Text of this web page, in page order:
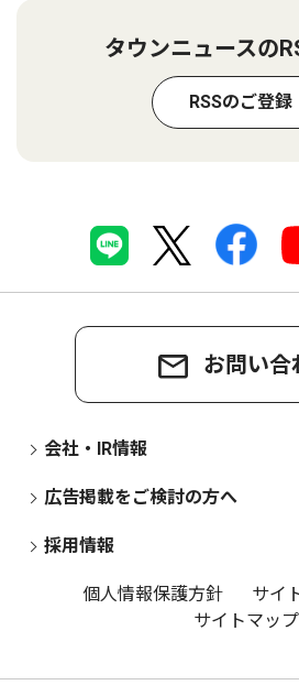
タウンニュースの
RSSのご登録
お問い合
会社・IR情報
広告掲載をご検討の方へ
採用情報
個人情報保護方針
サイ
サイトマップ